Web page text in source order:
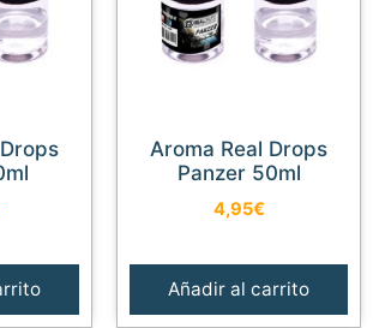
Aroma Real Drops
Panzer 50ml
4,95€
Añadir al carrito